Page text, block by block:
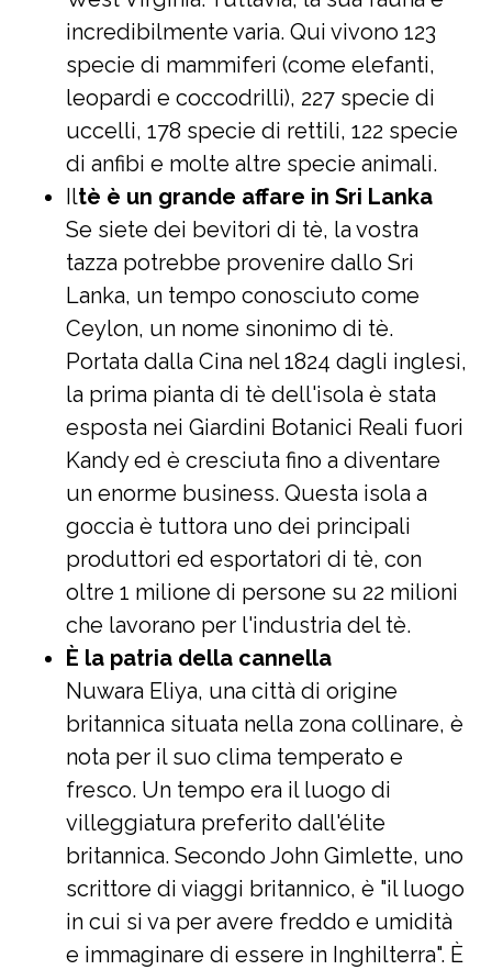
incredibilmente varia. Qui vivono 123
specie di mammiferi (come elefanti,
leopardi e coccodrilli), 227 specie di
uccelli, 178 specie di rettili, 122 specie
di anfibi e molte altre specie animali.
Iltè è un grande affare in Sri Lanka
Se siete dei bevitori di tè, la vostra
tazza potrebbe provenire dallo Sri
Lanka, un tempo conosciuto come
Ceylon, un nome sinonimo di tè.
Portata dalla Cina nel 1824 dagli inglesi,
la prima pianta di tè dell'isola è stata
esposta nei Giardini Botanici Reali fuori
Kandy ed è cresciuta fino a diventare
un enorme business. Questa isola a
goccia è tuttora uno dei principali
produttori ed esportatori di tè, con
oltre 1 milione di persone su 22 milioni
che lavorano per l'industria del tè.
È la patria della cannella
Nuwara Eliya, una città di origine
britannica situata nella zona collinare, è
nota per il suo clima temperato e
fresco. Un tempo era il luogo di
villeggiatura preferito dall'élite
britannica. Secondo John Gimlette, uno
scrittore di viaggi britannico, è "il luogo
in cui si va per avere freddo e umidità
e immaginare di essere in Inghilterra". È